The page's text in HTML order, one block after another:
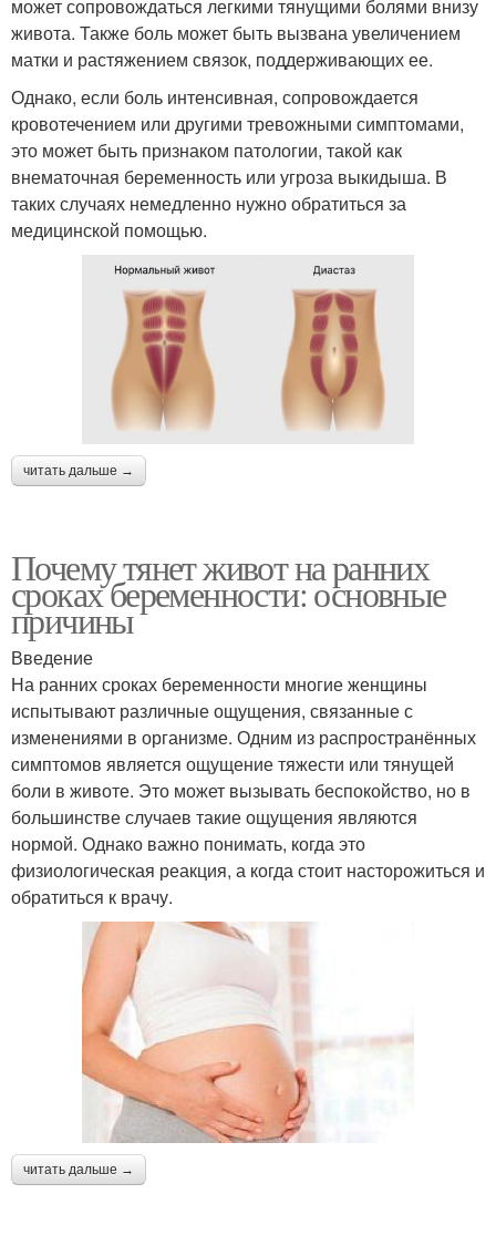
может сопровождаться легкими тянущими болями внизу
живота. Также боль может быть вызвана увеличением
матки и растяжением связок, поддерживающих ее.
Однако, если боль интенсивная, сопровождается
кровотечением или другими тревожными симптомами,
это может быть признаком патологии, такой как
внематочная беременность или угроза выкидыша. В
таких случаях немедленно нужно обратиться за
медицинской помощью.
читать дальше →
Почему тянет живот на ранних
сроках беременности: основные
причины
Введение
На ранних сроках беременности многие женщины
испытывают различные ощущения, связанные с
изменениями в организме. Одним из распространённых
симптомов является ощущение тяжести или тянущей
боли в животе. Это может вызывать беспокойство, но в
большинстве случаев такие ощущения являются
нормой. Однако важно понимать, когда это
физиологическая реакция, а когда стоит насторожиться и
обратиться к врачу.
читать дальше →